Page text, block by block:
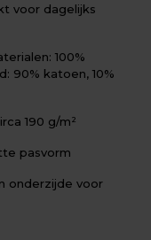
voor dagelijks
100%
90% katoen, 10%
190 g/m²
pasvorm
onderzijde voor